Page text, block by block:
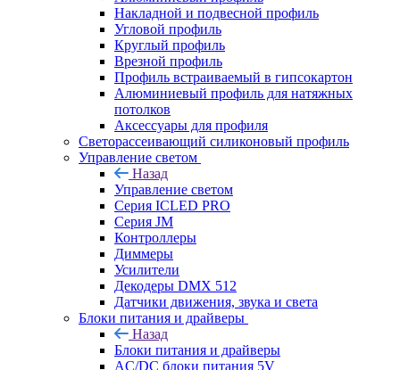
Накладной и подвесной профиль
Угловой профиль
Круглый профиль
Врезной профиль
Профиль встраиваемый в гипсокартон
Алюминиевый профиль для натяжных
потолков
Аксессуары для профиля
Светорассеивающий силиконовый профиль
Управление светом
Назад
Управление светом
Серия ICLED PRO
Серия JM
Контроллеры
Диммеры
Усилители
Декодеры DMX 512
Датчики движения, звука и света
Блоки питания и драйверы
Назад
Блоки питания и драйверы
AC/DC блоки питания 5V